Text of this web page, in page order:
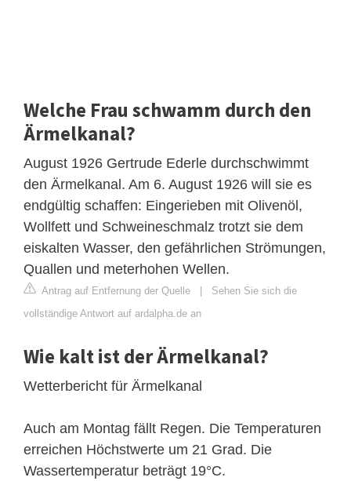
Welche Frau schwamm durch den
Ärmelkanal?
August 1926 Gertrude Ederle durchschwimmt
den Ärmelkanal. Am 6. August 1926 will sie es
endgültig schaffen: Eingerieben mit Olivenöl,
Wollfett und Schweineschmalz trotzt sie dem
eiskalten Wasser, den gefährlichen Strömungen,
Quallen und meterhohen Wellen.
Antrag auf Entfernung der Quelle | Sehen Sie sich die
vollständige Antwort auf ardalpha.de an
Wie kalt ist der Ärmelkanal?
Wetterbericht für Ärmelkanal
Auch am Montag fällt Regen. Die Temperaturen
erreichen Höchstwerte um 21 Grad. Die
Wassertemperatur beträgt 19°C.